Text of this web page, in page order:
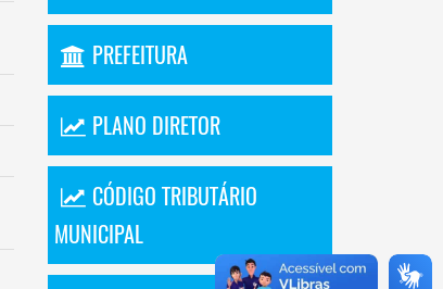
PREFEITURA
PLANO DIRETOR
CÓDIGO TRIBUTÁRIO
MUNICIPAL